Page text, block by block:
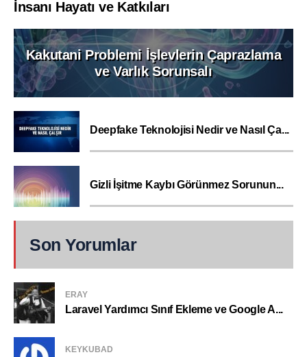
İnsanı Hayatı ve Katkıları
Kakutani Problemi İşlevlerin Çaprazlama
ve Varlık Sorunsalı
Deepfake Teknolojisi Nedir ve Nasıl Ça...
Gizli İşitme Kaybı Görünmez Sorunun...
Son Yorumlar
ERAY
Laravel Yardımcı Sınıf Ekleme ve Google A...
KEYKUBAD